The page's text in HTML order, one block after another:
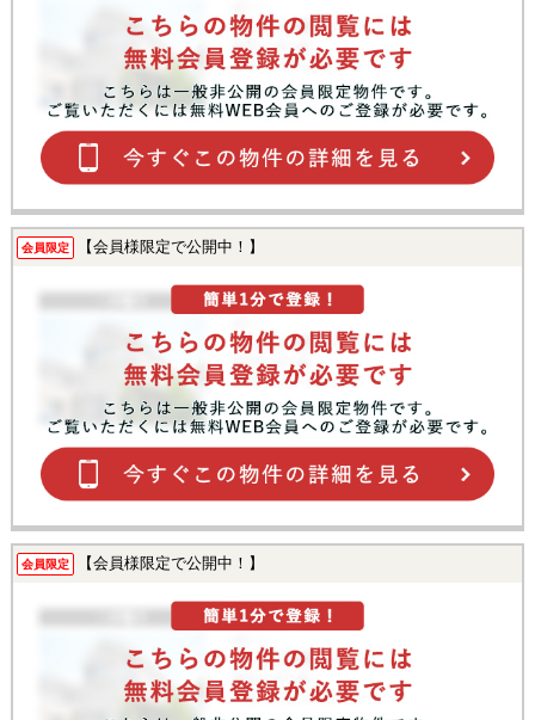
会員限定 【会員様限定で公開中！】
会員限定 【会員様限定で公開中！】